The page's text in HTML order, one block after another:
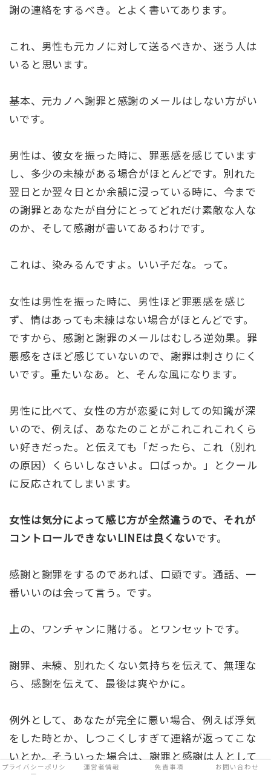
謝の連絡をするべき。とよく書いてあります。
これ、男性も元カノに対して送るべきか、迷う人は
いると思います。
基本、元カノへ謝罪と感謝のメールはしない方がい
いです。
男性は、彼女を振った時に、罪悪感を感じています
し、多少の未練がある場合がほとんどです。別れた
翌日とか翌々日とか余韻に浸っている時に、今まで
の謝罪とあなたが自分にとってどれだけ素敵な人な
のか、そして感謝が書いてあるわけです。
これは、染みるんですよ。いい子だな。って。
女性は男性を振った時に、男性ほど罪悪感を感じ
ず、情はあっても未練はない場合がほとんどです。
ですから、感謝と謝罪のメールはむしろ逆効果。罪
悪感をさほど感じていないので、謝罪は刺さりにく
いです。重たいなあ。と、そんな風になります。
男性に比べて、女性の方が恋愛に対しての知識が深
いので、例えば、あなたのことがこれこれこれくら
い好きだった。と伝えても「だったら、これ（別れ
の原因）くらいしなさいよ。口ばっか。」とクール
に反応されてしまいます。
女性は気分によって感じ方が全然違うので、それが
コントロールできないLINEは良くないです。
感謝と謝罪をするのであれば、口頭です。通話、一
番いいのは会って言う。です。
上の、ワンチャンに賭ける。とワンセットです。
謝罪、未練、別れたくない気持ちを伝えて、無理な
ら、感謝を伝えて、最後は爽やかに。
例外として、あなたが完全に悪い場合、例えば浮気
をした時とか、しつこくしすぎて連絡が返ってこな
いとか。そういった場合は、謝罪と感謝は人として
するべきですし、復縁のためにもした方がいいで
プライバシーポリシ
ー
運営者情報 免責事項 お問い合わせ